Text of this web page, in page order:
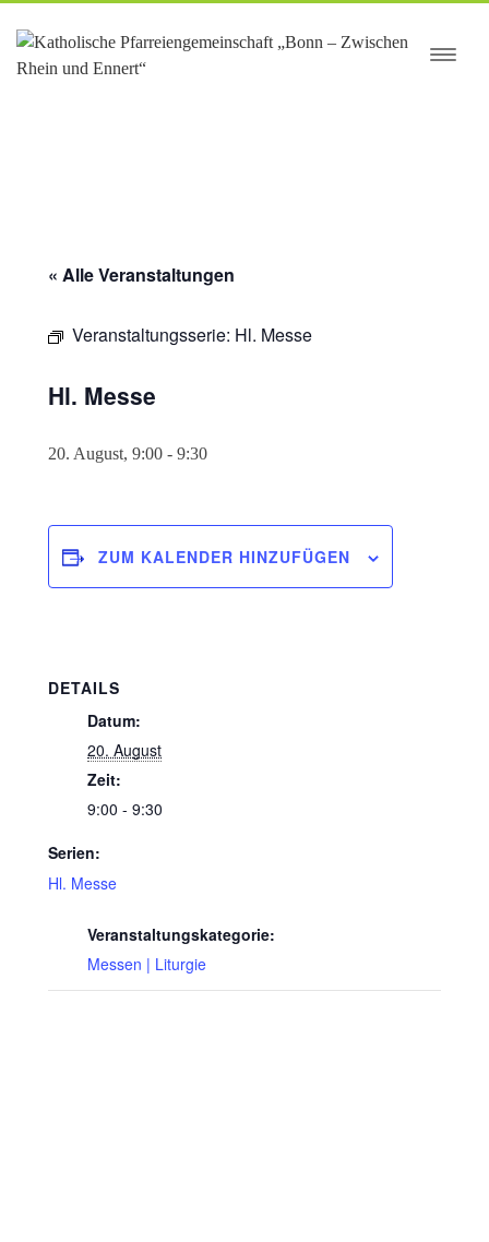
springen
« Alle Veranstaltungen
Veranstaltungsserie: Hl. Messe
Hl. Messe
20. August, 9:00 - 9:30
ZUM KALENDER HINZUFÜGEN
DETAILS
Datum:
20. August
Zeit:
9:00 - 9:30
Serien:
Hl. Messe
Veranstaltungskategorie:
Messen | Liturgie